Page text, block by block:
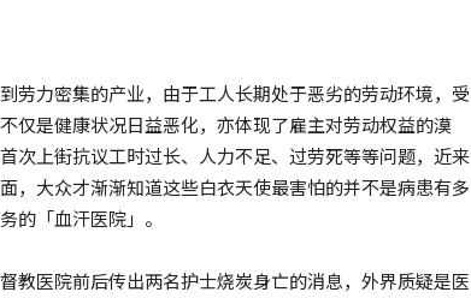
劳力密集的产业，由于工人长期处于恶劣的劳动环境，受
仅是健康状况日益恶化，亦体现了雇主对劳动权益的漠
次上街抗议工时过长、人力不足、过劳死等等问题，近来
，大众才渐渐知道这些白衣天使最害怕的并不是病患有多
的「血汗医院」。
教医院前后传出两名护士烧炭身亡的消息，外界质疑是医